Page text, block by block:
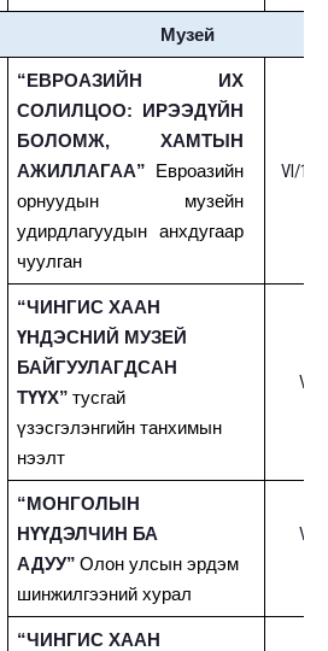
Музей
“ЕВРОАЗИЙН ИХ
СОЛИЛЦОО: ИРЭЭДҮЙН
БОЛОМЖ, ХАМТЫН
АЖИЛЛАГАА”
Евроазийн
орнуудын музейн
удирдлагуудын анхдугаар
чуулган
VI/14-
“ЧИНГИС ХААН
ҮНДЭСНИЙ МУЗЕЙ
БАЙГУУЛАГДСАН
ТҮҮХ” тусгай
үзэсгэлэнгийн танхимын
нээлт
VII/
“МОНГОЛЫН
НҮҮДЭЛЧИН БА
АДУУ” Олон улсын эрдэм
шинжилгээний хурал
VII/
“ЧИНГИС ХААН